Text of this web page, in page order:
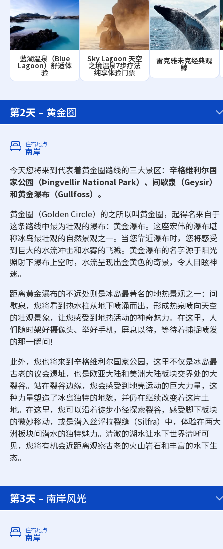
蓝湖温泉（Blue
Lagoon）舒适体
验
Sky Lagoon 天空
之境温泉7步疗法
纯享体验门票
雷克雅未克经典观
鲸
第2天 – 黄金圈
住宿地点
南岸
今天您将来到代表着黄金圈路线的三大景区： 辛格维利尔国
家公园（Þingvellir National Park）、间歇泉（Geysir）
和黄金瀑布（Gullfoss）。
黄金圈（Golden Circle）的之所以叫黄金圈，起得名来自于
这条路线中最为壮观的瀑布：黄金瀑布。这座宏伟的瀑布堪
称冰岛最壮观的自然景观之一。当您靠近瀑布时，您将感受
到巨大的水流冲击和水雾的飞溅。黄金瀑布的名字源于阳光
照射下瀑布上空时，水流呈现出金黄色的奇景，令人目眩神
迷。
距离黄金瀑布的不远处则是冰岛最著名的地热景观之一：间
歇泉，您将看到热水柱从地下喷涌而出，形成热泉喷向天空
的壮观景象，让您感受到地热活动的神奇魅力。在这里，人
们随时架好摄像头、举好手机，屏息以待，等待着捕捉喷发
的那一瞬间！
此外，您也将来到辛格维利尔国家公园，这里不仅是冰岛最
古老的议会遗址，也是欧亚大陆和美洲大陆板块交界处的大
裂谷。站在裂谷边缘，您会感受到地壳运动的巨大力量，这
种力量塑造了冰岛独特的地貌，并仍在继续改变着这片土
地。在这里，您可以沿着徒步小径探索裂谷，感受脚下板块
的微妙移动，或是潜入丝浮拉裂缝（Silfra）中，体验在两大
洲板块间潜水的独特魅力。清澈的湖水让水下世界清晰可
见，您将有机会近距离观察古老的火山岩石和丰富的水下生
态。
第3天 – 南岸风光
住宿地点
南岸